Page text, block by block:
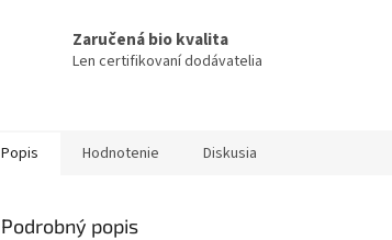
Zaručená bio kvalita
Len certifikovaní dodávatelia
Popis Hodnotenie Diskusia
Podrobný popis